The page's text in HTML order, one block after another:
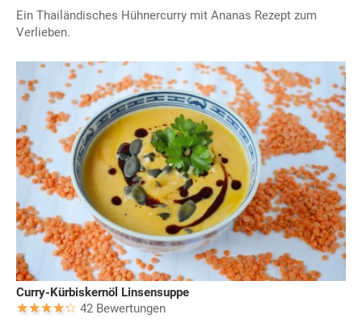
Ein Thailändisches Hühnercurry mit Ananas Rezept zum
Verlieben.
Curry-Kürbiskernöl Linsensuppe
42 Bewertungen